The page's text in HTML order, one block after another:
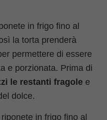
in frigo fino al
la torta prenderà
permettere di essere
e porzionata. Prima di
le restanti fragole e
dolce.